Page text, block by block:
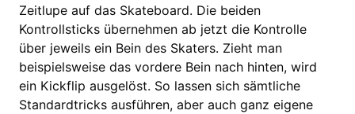
Zeitlupe auf das Skateboard. Die beiden
Kontrollsticks übernehmen ab jetzt die Kontrolle
über jeweils ein Bein des Skaters. Zieht man
beispielsweise das vordere Bein nach hinten, wird
ein Kickflip ausgelöst. So lassen sich sämtliche
Standardtricks ausführen, aber auch ganz eigene